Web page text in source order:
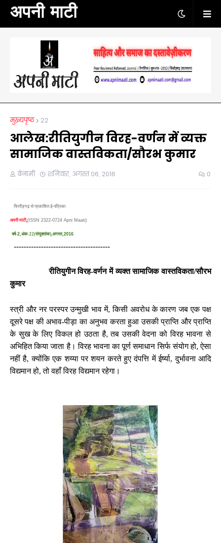
अपनी माटी
मुख्यपृष्ठ 22
आलेख:रीतियुगीन विरह-वर्णन में व्यक्त
सामाजिक वास्तविकता/सौरभ कुमार
बेनामी शनिवार, अगस्त 06, 2016 0
चित्तौड़गढ़ से प्रकाशित ई-पत्रिका
अपनी माटी,(ISSN 2322-0724 Apni Maati)
वर्ष-2,अंक-22(संयुक्तांक),अगस्त,2016
---------------------------------------
रीतियुगीन विरह-वर्णन में व्यक्त सामाजिक वास्तविकता/सौरभ
कुमार
स्त्री और नर परस्पर उन्मुखी भाव में, किसी अवरोध के कारण जब एक पक्ष
दूसरे पक्ष की अभाव-पीड़ा का अनुभव करता हुआ उसकी प्राप्ति और प्राप्ति
के सुख के लिए विकल हो उठता है, तब उसकी वेदना को विरह भावना से
अभिहित किया जाता है। विरह भावना का पूर्ण समाधान सिर्फ संयोग हो, ऐसा
नहीं है, क्योंकि एक शय्या पर शयन करते हुए दंपत्ति में ईर्ष्या, दुर्भावना आदि
विद्यमान हो, तो वहाँ विरह विद्यमान रहेगा।